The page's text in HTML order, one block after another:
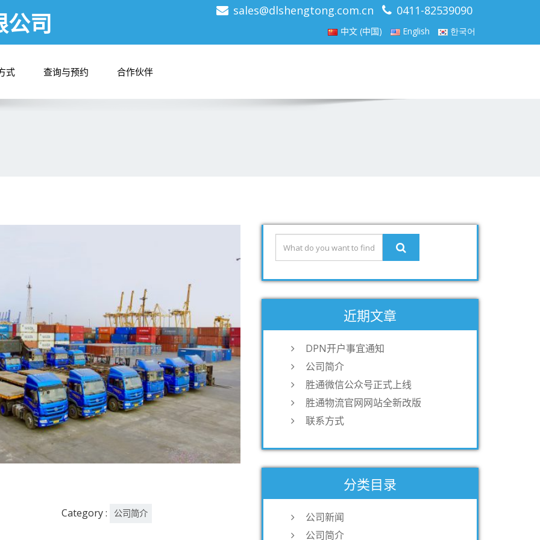
公司 sales@dlshengtong.com.cn 0411-82539090
中文 (中国) English 한국어
式 查询与预约 合作伙伴
Category : 公司简介
近期文章
DPN开户事宜通知
公司简介
胜通微信公众号正式上线
胜通物流官网网站全新改版
联系方式
分类目录
公司新闻
公司简介